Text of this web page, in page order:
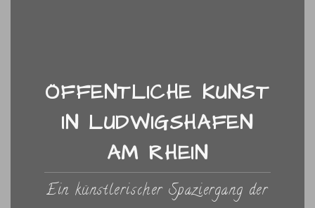
ÖFFENTLICHE KUNST
IN LUDWIGSHAFEN
AM RHEIN
Ein künstlerischer Spaziergang der